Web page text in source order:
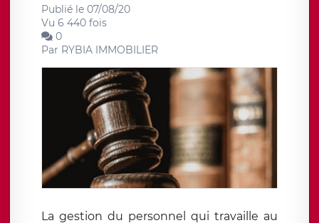
Publié le 07/08/20
Vu 6 440 fois
0
Par RYBIA IMMOBILIER
La gestion du personnel qui travaille au